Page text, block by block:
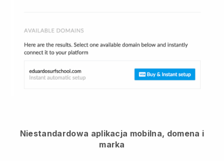
Niestandardowa aplikacja mobilna, domena i
marka